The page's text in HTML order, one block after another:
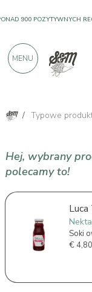
/ Typowe
Hej, wybrany
polecamy to!
Soki
€
900 POZYTYWNYCH
MENU